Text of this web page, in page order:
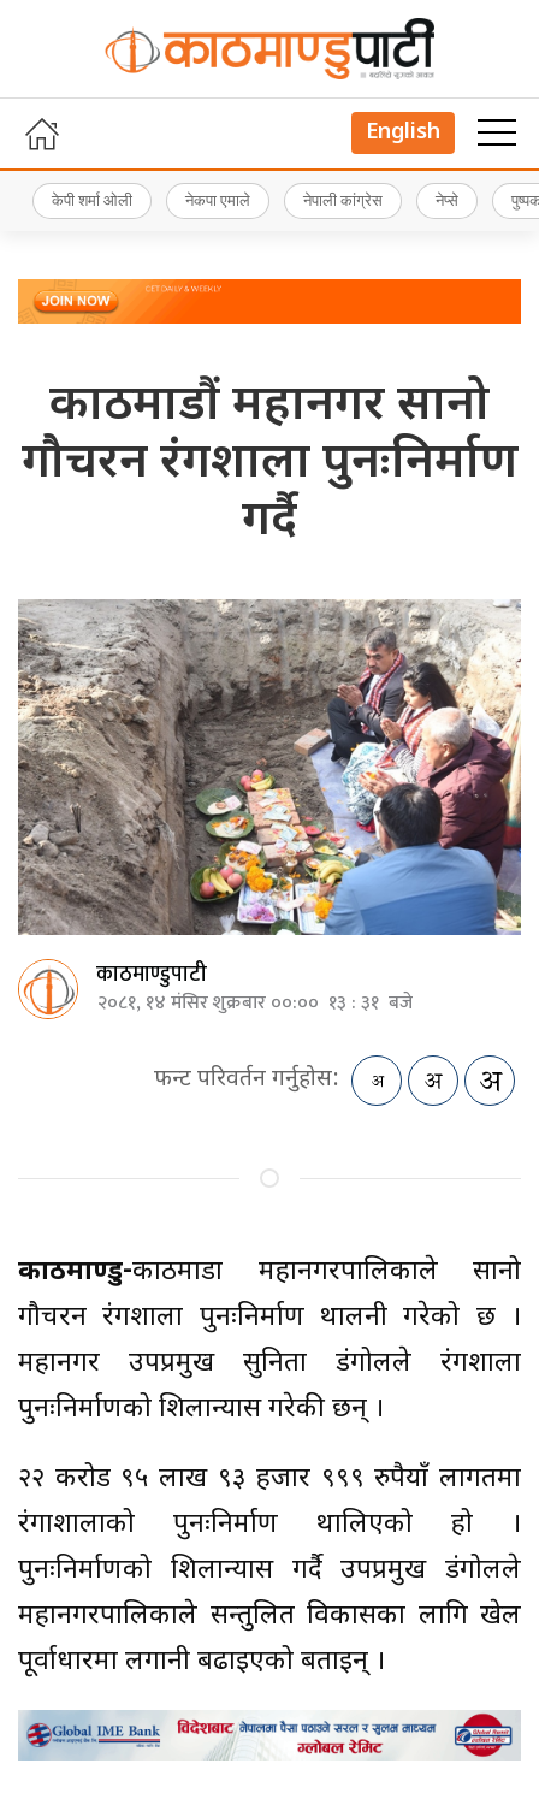
English
केपी शर्मा ओली नेकपा एमाले नेपाली कांग्रेस नेप्से
काठमाडौं महानगर सानो
गौचरन रंगशाला पुनःनिर्माण
गर्दै
काठमाण्डुपाटी
२०८१, १४ मंसिर शुक्रबार ००:०० १३ : ३१ बजे
फन्ट परिवर्तन गर्नुहोस:
काठमाण्डु-काठमाडौँ महानगरपालिकाले सानो
गौचरन रंगशाला पुनःनिर्माण थालनी गरेको छ ।
महानगर उपप्रमुख सुनिता डंगोलले रंगशाला
पुनःनिर्माणको शिलान्यास गरेकी छन् ।
२२ करोड ९५ लाख ९३ हजार ९९९ रुपैयाँ लागतमा
रंगाशालाको पुनःनिर्माण थालिएको हो ।
पुनःनिर्माणको शिलान्यास गर्दै उपप्रमुख डंगोलले
महानगरपालिकाले सन्तुलित विकासका लागि खेल
पूर्वाधारमा लगानी बढाइएको बताइन् ।